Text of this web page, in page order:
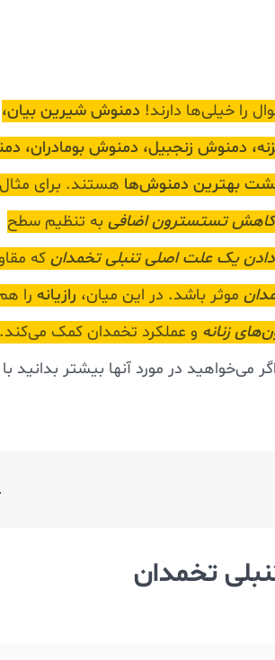
را خیلی‌ها دارند! دمنوش شیرین بیان،
دمنوش زنجبیل، دمنوش بومادران،
بهترین دمنوش‌ها هستند. برای
کاهش تستسترون اضافی به تنظیم سطح
یک علت اصلی تنبلی تخمدان که
موثر باشد. در این میان، رازیانه را
زنانه و عملکرد تخمدان کمک می‌کند.
می‌خواهید در مورد آنها بیشتر بدانید با
تخمدان